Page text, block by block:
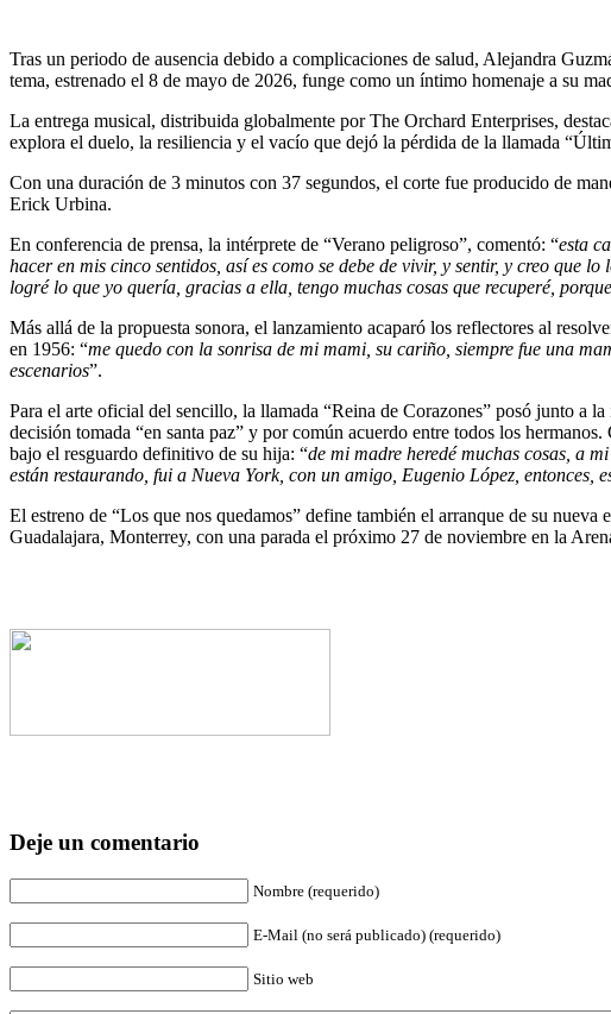
Tras un periodo de ausencia debido a complicaciones de salud, Alejandra
tema, estrenado el 8 de mayo de 2026, funge como un íntimo homenaje a su
La entrega musical, distribuida globalmente por The Orchard Enterprises,
explora el duelo, la resiliencia y el vacío que dejó la pérdida de la llamada
Con una duración de 3 minutos con 37 segundos, el corte fue producido de
Erick Urbina.
En conferencia de prensa, la intérprete de “Verano peligroso”, comentó: “esta
hacer en mis cinco sentidos, así es como se debe de vivir, y sentir, y creo que
logré lo que yo quería, gracias a ella, tengo muchas cosas que recuperé,
Más allá de la propuesta sonora, el lanzamiento acaparó los reflectores al
en 1956: “me quedo con la sonrisa de mi mami, su cariño, siempre fue una
escenarios”.
Para el arte oficial del sencillo, la llamada “Reina de Corazones” posó junto a
decisión tomada “en santa paz” y por común acuerdo entre todos los
bajo el resguardo definitivo de su hija: “de mi madre heredé muchas cosas, a
están restaurando, fui a Nueva York, con un amigo, Eugenio López, entonces,
El estreno de “Los que nos quedamos” define también el arranque de su
Guadalajara, Monterrey, con una parada el próximo 27 de noviembre en la
Deje un comentario
Nombre (requerido)
E-Mail (no será publicado) (requerido)
Sitio web